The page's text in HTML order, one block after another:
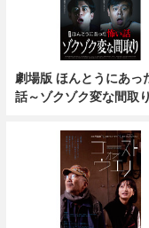
劇場版 ほんとうにあっ
話～ゾクゾク変な間取